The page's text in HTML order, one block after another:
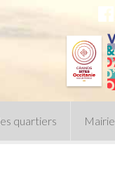
quartiers Mairie